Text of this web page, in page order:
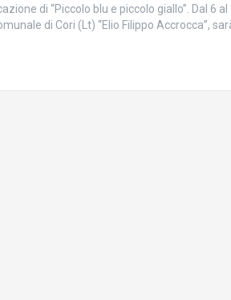
di “Piccolo blu e piccolo giallo”. Dal 6
di Cori (Lt) “Elio Filippo Accrocca”,